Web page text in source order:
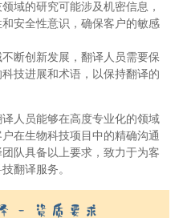
领域的研究可能涉及机密信息，
安全性意识，确保客户的敏感
不断创新发展，翻译人员需要保
技进展和术语，以保持翻译的
人员能够在高度专业化的领域
在生物科技项目中的精确沟通
队具备以上要求，致力于为客
翻译服务。